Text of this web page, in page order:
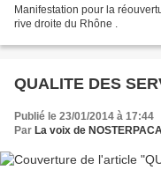
Manifestation pour la
rive droite du Rhône .
Publié le 23/01/2014 à 17:44
Par La voix de NOSTERPACA